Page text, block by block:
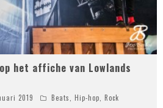
het affiche van Lowlands
2019 Beats Hip-hop Rock